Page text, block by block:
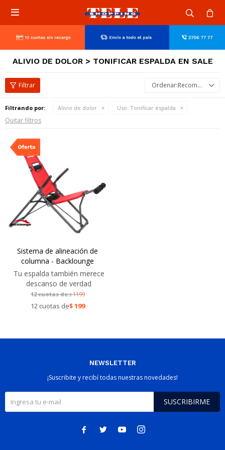

ALIVIO DE DOLOR > TONIFICAR ESPALDA EN SALE
Recomendados
Filtrando por: Alivio de dolor Uso: Tonificar espalda
Quitar filtros
Sistema de alineación de
columna - Backlounge
Tu espalda también merece
descanso de verdad
12 cuotas de:$1199
12 cuotas de$199
NEWSLETTER
¡Suscribite y recibí todas nuestras novedades!
SUSCRIBIRME
   